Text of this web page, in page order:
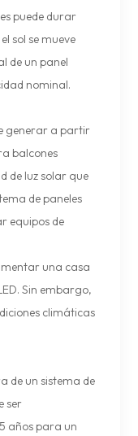
puede durar
sol se mueve
de un panel
nominal.
generar a partir
balcones
de luz solar que
de paneles
equipos de
una casa
Sin embargo,
climáticas
de un sistema de
ser
años para un